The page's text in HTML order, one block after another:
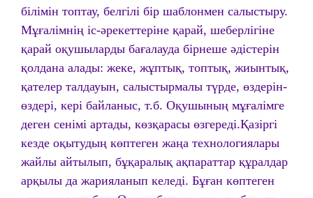
білімін топтау, белгілі бір шаблонмен салыстыру.
Мұғалімнің іс-әрекеттеріне қарай, шеберлігіне
қарай оқушыларды бағалауда бірнеше әдістерін
қолдана алады: жеке, жұптық, топтық, жиынтық,
қателер талдауын, салыстырмалы түрде, өздерін-
өздері, кері байланыс, т.б. Оқушының мұғалімге
деген сенімі артады, көзқарасы өзгереді.Қазіргі
кезде оқытудың көптеген жаңа технологиялары
жайлы айтылып, бұқаралық ақпараттар құралдар
арқылы да жарияланып келеді. Бұған көптеген